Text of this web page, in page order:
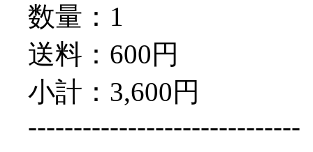
数量：1
送料：600円
小計：3,600円
------------------------------